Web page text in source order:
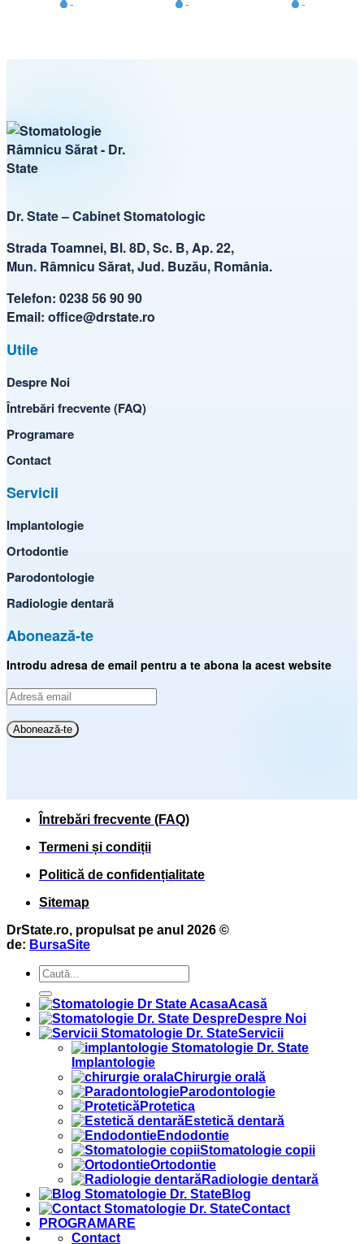
Dr. State – Cabinet Stomatologic
Strada Toamnei, Bl. 8D, Sc. B, Ap. 22,
Mun. Râmnicu Sărat, Jud. Buzău, România.
Telefon: 0238 56 90 90
Email: office@drstate.ro
Utile
Despre Noi
Întrebări frecvente (FAQ)
Programare
Contact
Servicii
Implantologie
Ortodontie
Parodontologie
Radiologie dentară
Abonează-te
Introdu adresa de email pentru a te abona la acest website
Adresă
Abonează-te
Întrebări frecvente (FAQ)
Termeni și condiții
Politică de confidențialitate
Sitemap
DrState.ro, propulsat pe anul 2026 ©
de: BursaSite
Acasă
Despre Noi
Servicii
Implantologie
Chirurgie orală
Parodontologie
Protetica
Estetică dentară
Endodontie
Stomatologie copii
Ortodontie
Radiologie dentară
Blog
Contact
PROGRAMARE
Contact